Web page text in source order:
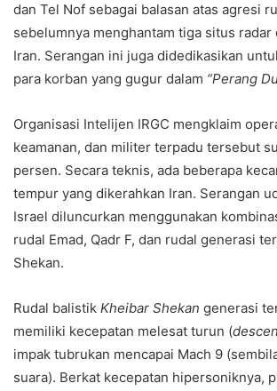
dan Tel Nof sebagai balasan atas agresi
sebelumnya menghantam tiga situs
Iran. Serangan ini juga didedikasikan
para korban yang gugur dalam “Perang
Organisasi Intelijen IRGC mengklaim
keamanan, dan militer terpadu tersebut
persen. Secara teknis, ada beberapa
tempur yang dikerahkan Iran. Serangan
Israel diluncurkan menggunakan
rudal Emad, Qadr F, dan rudal generasi
Shekan.
Rudal balistik Kheibar Shekan generasi
memiliki kecepatan melesat turun (
impak tubrukan mencapai Mach 9
suara). Berkat kecepatan hipersoniknya,